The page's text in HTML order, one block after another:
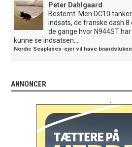
Peter Dahlgaard
Bestemt. Men DC10
indsats, de franske dash 8
de gange hvor N944ST
kunne se indsatsen....
Nordic Seaplanes-ejer vil have
ANNONCER